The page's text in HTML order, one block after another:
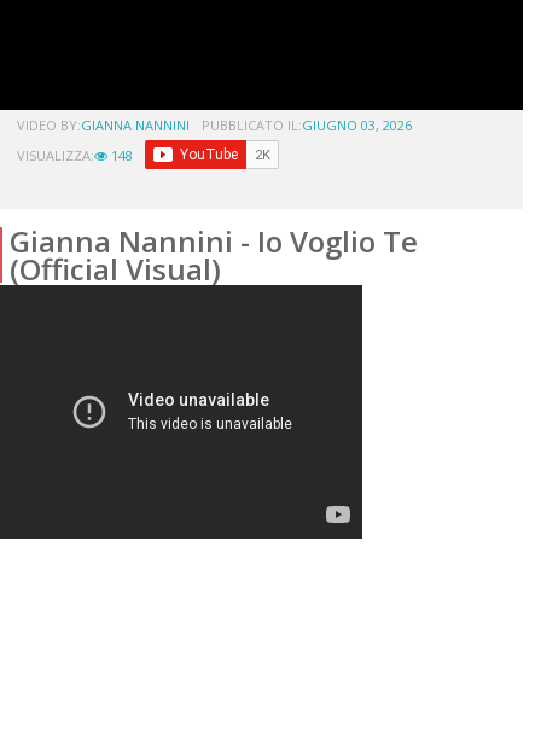
VIDEO BY:GIANNA NANNINI PUBBLICATO IL:GIUGNO 03, 2026
VISUALIZZA:
148
Gianna Nannini - Io Voglio Te
(Official Visual)